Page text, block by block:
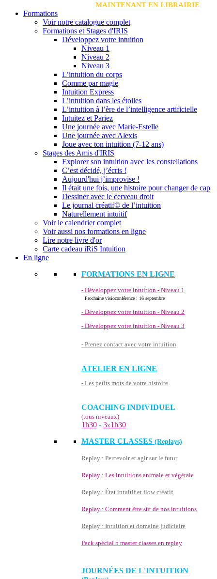
MAINTENANT EN LIBRAIRIE
Formations
Voir notre catalogue complet
Formations et Stages d'IRIS
Développez votre intuition
Niveau 1
Niveau 2
Niveau 3
L’intuition du corps
Comme par magie
Intuition Express
L’intuition dans les étoiles
L’intuition à l’ère de l’intelligence artificielle
Intuitez et Pariez
Une journée avec Marie-Estelle
Une journée avec Alexis
Joue avec ton intuition (7-12 ans)
Stages des Amis d'IRIS
Explorer son intuition avec les constellations
C’est décidé, j’écris !
Aujourd'hui j’improvise !
Il était une fois, une histoire pour changer de cap
Dessiner avec le cerveau droit
Le journal créatif© de l’intuition
Naturellement intuitif
Voir le calendrier complet
Voir aussi nos formations en ligne
Lire notre livre d'or
Carte cadeau iRiS Intuition
En ligne
FORMATIONS EN LIGNE
- Développez votre intuition - Niveau 1
Prochaine visioconférence : 16 septembre
- Développez votre intuition - Niveau 2
- Développez votre intuition - Niveau 3
- Prenez contact avec votre intuition
ATELIER EN LIGNE
- Les petits mots de votre histoire
COACHING INDIVIDUEL
(tous niveaux)
1h30 - 3x1h30
MASTER CLASSES (Replays)
Replay : Percevoir et agir sur le futur
Replay : Les intuitions animale et végétale
Replay : État intuitif et flow créatif
Replay : Comment être sûr de nos intuitions
Replay : Intuition et domaine judiciaire
Pack spécial 5 master classes en replay
JOURNÉES DE L'INTUITION